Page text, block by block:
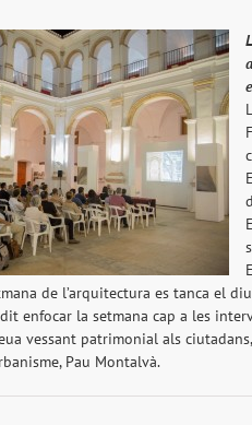
de l’arquitectura es tanca el
enfocar la setmana cap a les
vessant patrimonial als
Pau Montalvà.